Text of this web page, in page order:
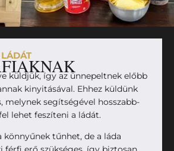
küldjük, így az ünnepeltnek előbb
kinyitásával. Ehhez küldünk
melynek segítségével hosszabb-
lehet feszíteni a ládát.
könnyűnek tűnhet, de a láda